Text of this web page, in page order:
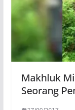
Makhluk
Seorang